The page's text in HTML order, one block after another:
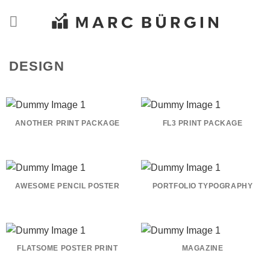
DESIGN
ANOTHER PRINT PACKAGE FL3 PRINT PACKAGE
AWESOME PENCIL POSTER PORTFOLIO TYPOGRAPHY
FLATSOME POSTER PRINT MAGAZINE